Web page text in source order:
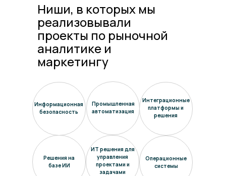
Ниши, в которых мы
реализовывали
проекты по рыночной
аналитике и
маркетингу
Информационная
безопасность
Промышленная
автоматизация
Интеграционные
платформы и
решения
Решения на
базе ИИ
ИТ решения для
управления
проектами и
задачами
Операционные
системы